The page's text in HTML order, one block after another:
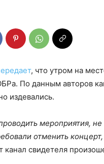
, что утром на
По данным авторов
издевались.
мероприятия,
отменить
канал свидетеля